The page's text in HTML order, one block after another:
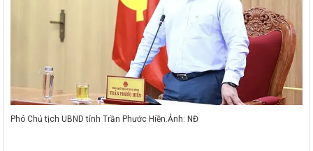
Phó Chủ tịch UBND tỉnh Trần Phước Hiền.Ảnh: NĐ